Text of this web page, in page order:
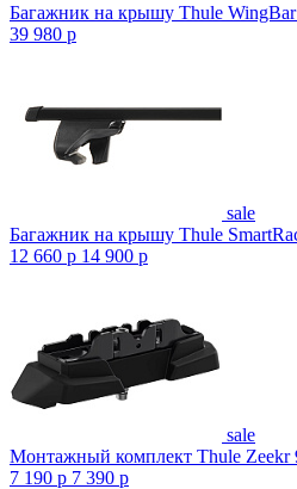
Багажник на крышу Thule WingBar
39 980 p
sale
Багажник на крышу Thule
12 660 p 14 900 p
sale
Монтажный комплект Thule Zeekr
7 190 p 7 390 p